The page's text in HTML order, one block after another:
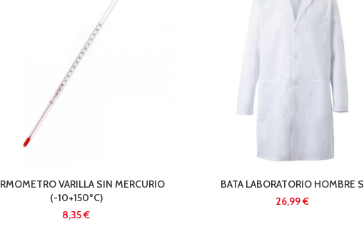
VARILLA SIN MERCURIO
(-10+150ºC)
€
BATA LABORATORIO HOMBRE S
€